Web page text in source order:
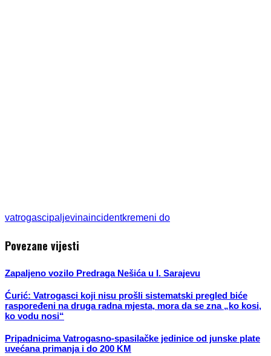
vatrogascipaljevinaincidentkremeni do
Povezane vijesti
Zapaljeno vozilo Predraga Nešića u I. Sarajevu
Ćurić: Vatrogasci koji nisu prošli sistematski pregled biće
raspoređeni na druga radna mjesta, mora da se zna „ko kosi,
ko vodu nosi“
Pripadnicima Vatrogasno-spasilačke jedinice od junske plate
uvećana primanja i do 200 KM